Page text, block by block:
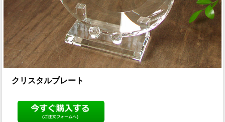
クリスタルプレート